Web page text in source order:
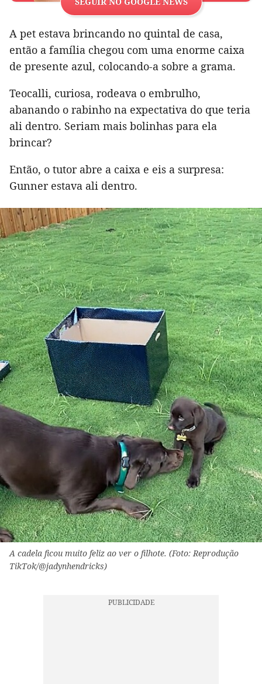
A pet estava brincando no quintal de casa,
então a família chegou com uma enorme caixa
de presente azul, colocando-a sobre a grama.
Teocalli, curiosa, rodeava o embrulho,
abanando o rabinho na expectativa do que teria
ali dentro. Seriam mais bolinhas para ela
brincar?
Então, o tutor abre a caixa e eis a surpresa:
Gunner estava ali dentro.
A cadela ficou muito feliz ao ver o filhote. (Foto: Reprodução
TikTok/@jadynhendricks)